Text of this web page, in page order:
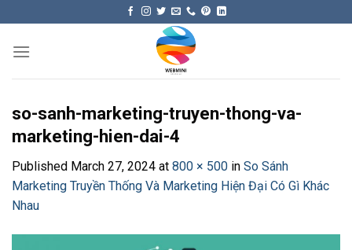
content
so-sanh-marketing-truyen-thong-va-
marketing-hien-dai-4
Published March 27, 2024 at 800 × 500 in So Sánh
Marketing Truyền Thống Và Marketing Hiện Đại Có Gì Khác
Nhau